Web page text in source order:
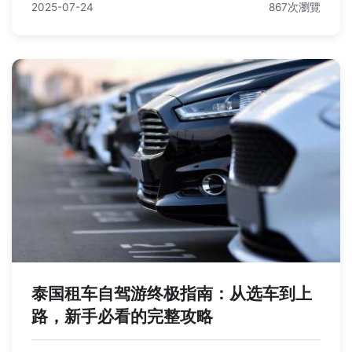
2025-07-24 867次瀏覽
泰国租车自驾游终极指南：从选车到上
路，新手必看的完整攻略